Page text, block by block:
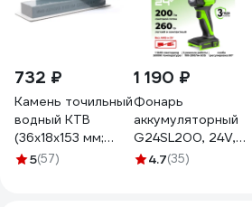
732 ₽
Камень точильный
водный КТВ
(36х18х153 мм;
B600; VM) ИНФ-
5(57)
1 190 ₽
Фонарь
аккумуляторный
G24SL200, 24V,
200 лм, без АКБ и
4.7(35)